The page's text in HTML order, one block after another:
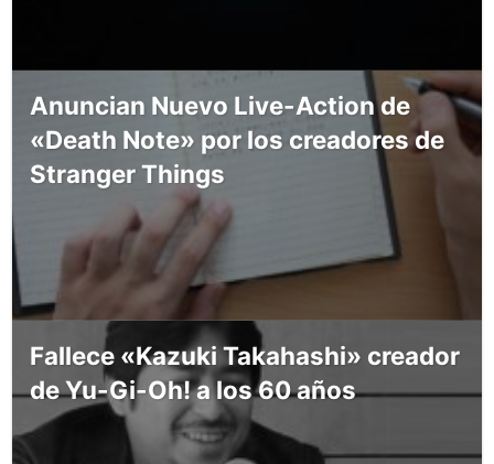
Anuncian Nuevo Live-Action de
«Death Note» por los creadores de
Stranger Things
Fallece «Kazuki Takahashi» creador
de Yu-Gi-Oh! a los 60 años